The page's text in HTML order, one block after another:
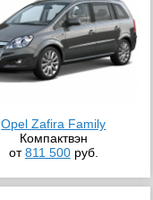
Opel Zafira Family
Компактвэн
от811 500руб.